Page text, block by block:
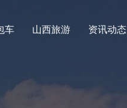
车 山西旅游 资讯动态